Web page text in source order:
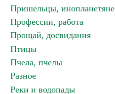
Пришельцы, инопланетяне
Профессии, работа
Прощай, досвидания
Птицы
Пчела, пчелы
Разное
Реки и водопады